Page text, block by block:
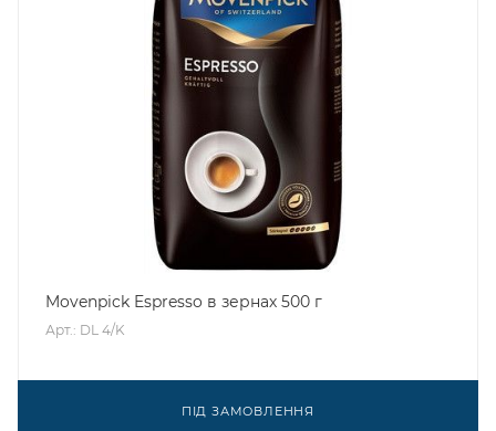
Movenpick Espresso в зернах 500 г
Арт.: DL 4/K
ПІД ЗАМОВЛЕННЯ